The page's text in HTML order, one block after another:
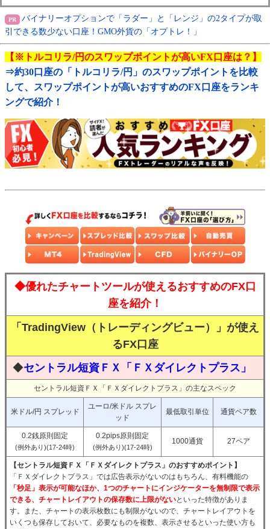
バイナリーオプションで「ラダー」と「レンジ」の2タイプが取
引できる数少ない口座！GMO外貨の「オプトレ！」
【※トルコリラ/円のスワップポイントが高いFX口座は？】
⇒約30口座の「トルコリラ/円」のスワップポイントを比較
して、スワップポイントが高いおすすめのFX口座をランキ
ングで紹介！
◆優れたチャートツールが使えるおすすめのFX口
座を紹介！
「TradingView（トレーディングビュー）」が使え
るFX口座
◆セントラル短資ＦＸ「ＦＸダイレクトプラス」
セントラル短資ＦＸ「ＦＸダイレクトプラス」の主なスペック
米ドル/円 スプレッド
ユーロ/米ドル スプレ
ッド
最低取引単位 通貨ペア数
0.2銭原則固定
(例外あり)(17-24時)
0.2pips原則固定
(例外あり)(17-24時)
1000通貨 27ペア
【セントラル短資ＦＸ「ＦＸダイレクトプラス」のおすすめポイント】
「ＦＸダイレクトプラス」では広告表示がないのはもちろん、有料機能の
「秒足」表示が可能なほか、1つのチャートにインジケーターを無制限で表示
できる、チャートレイアウトの保存数に上限がないといった特徴がありま
す。また、チャートの表示枚数にも制限がないので、チャートレイアウトを
いくつも保存しておいて、必要なものを複数、表示させるといった使い方も